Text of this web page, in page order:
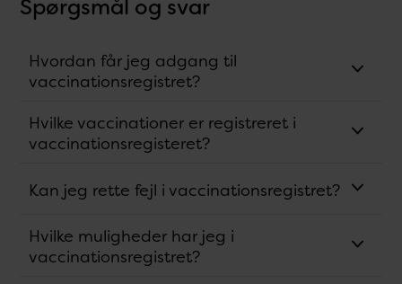
Spørgsmål og svar
Hvordan får jeg adgang til
vaccinationsregistret?
Hvilke vaccinationer er registreret i
vaccinationsregisteret?
Kan jeg rette fejl i vaccinationsregistret?
Hvilke muligheder har jeg i
vaccinationsregistret?